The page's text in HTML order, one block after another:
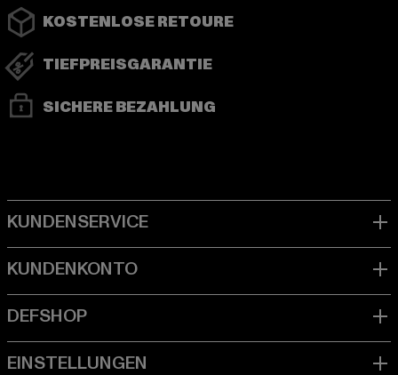
KOSTENLOSE RETOURE
TIEFPREISGARANTIE
SICHERE BEZAHLUNG